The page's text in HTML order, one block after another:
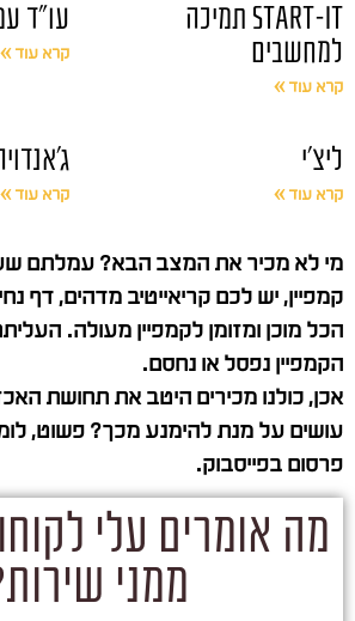
START-IT תמיכה
למחשבים
קרא עוד »
עו"ד
קרא עוד »
ליצ'י
קרא עוד » קרא עוד »
מי לא מכיר את המצב הבא? עמלתם
קמפיין, יש לכם קריאייטיב מדהים, דף
הכל מוכן ומזומן לקמפיין מעולה.
הקמפיין נפסל או נחסם.
אכן, כולנו מכירים היטב את תחושת
עושים על מנת להימנע מכך? פשוט,
פרסום בפייסבוק.
מה אומרים עלי
ממני